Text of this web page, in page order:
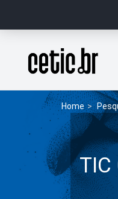
Página inicial
Home
TIC